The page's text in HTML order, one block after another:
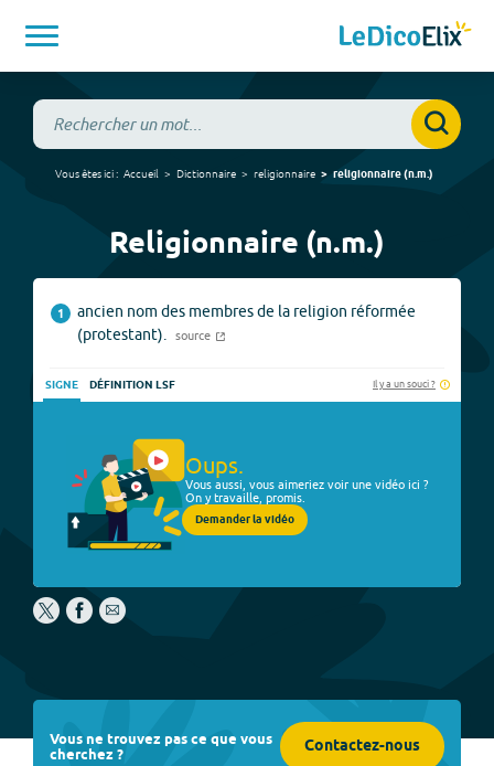
Vous êtes ici : Accueil Dictionnaire religionnaire religionnaire(n.m.)
Religionnaire (n.m.)
1
ancien nom des membres de la religion réformée
(protestant).
source
SIGNE DÉFINITION LSF Il y a un souci ?
Oups.
Vous aussi, vous aimeriez voir une vidéo ici ?
On y travaille, promis.
Demander la vidéo
Vous ne trouvez pas ce que vous
cherchez ? Contactez-nous